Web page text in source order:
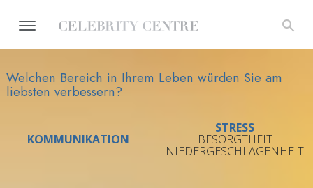
Welchen Bereich in Ihrem Leben würden Sie am
liebsten verbessern?
KOMMUNIKATION
STRESS
BESORGTHEIT
NIEDER­GESCHLAGENHEIT